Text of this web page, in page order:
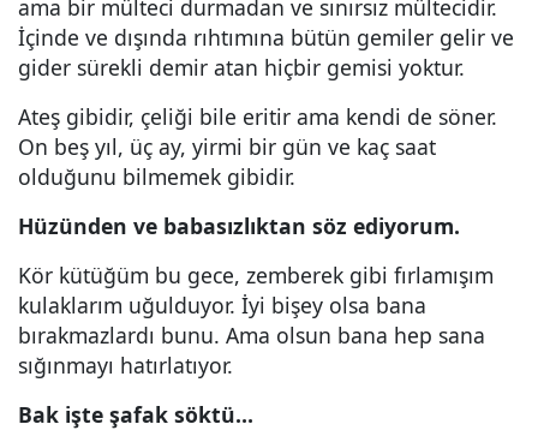
ama bir mülteci durmadan ve sınırsız mültecidir.
İçinde ve dışında rıhtımına bütün gemiler gelir ve
gider sürekli demir atan hiçbir gemisi yoktur.
Ateş gibidir, çeliği bile eritir ama kendi de söner.
On beş yıl, üç ay, yirmi bir gün ve kaç saat
olduğunu bilmemek gibidir.
Hüzünden ve babasızlıktan söz ediyorum.
Kör kütüğüm bu gece, zemberek gibi fırlamışım
kulaklarım uğulduyor. İyi bişey olsa bana
bırakmazlardı bunu. Ama olsun bana hep sana
sığınmayı hatırlatıyor.
Bak işte şafak söktü…